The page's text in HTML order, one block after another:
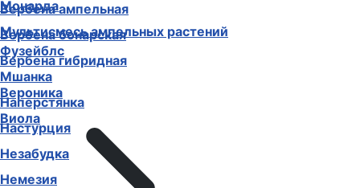
Вербена ампельная
Вербена бонарская
Вербена гибридная
Вероника
Виола
Монарда
Мультисмесь ампельных растений
Фузейблс
Мшанка
Наперстянка
Настурция
Незабудка
Немезия